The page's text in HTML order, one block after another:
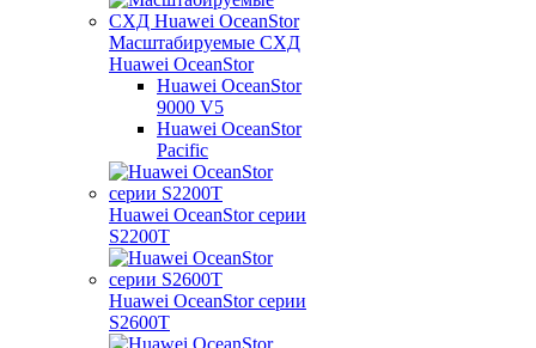
Масштабируемые СХД
Huawei OceanStor
Huawei OceanStor
9000 V5
Huawei OceanStor
Pacific
Huawei OceanStor серии
S2200T
Huawei OceanStor серии
S2600T